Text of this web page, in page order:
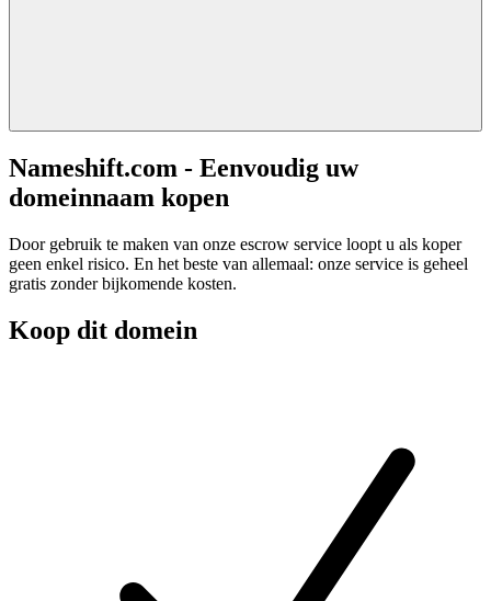
Nameshift.com - Eenvoudig uw
domeinnaam kopen
Door gebruik te maken van onze escrow service loopt u als koper
geen enkel risico. En het beste van allemaal: onze service is geheel
gratis zonder bijkomende kosten.
Koop dit domein